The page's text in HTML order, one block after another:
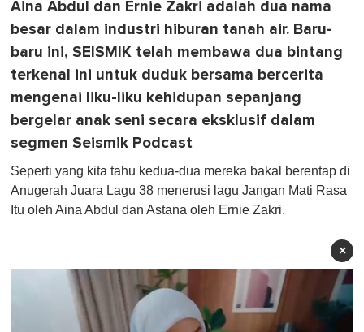
Aina Abdul dan Ernie Zakri adalah dua nama
besar dalam industri hiburan tanah air. Baru-
baru ini, SEISMIK telah membawa dua bintang
terkenal ini untuk duduk bersama bercerita
mengenai liku-liku kehidupan sepanjang
bergelar anak seni secara eksklusif dalam
segmen Seismik Podcast
Seperti yang kita tahu kedua-dua mereka bakal berentap di
Anugerah Juara Lagu 38 menerusi lagu Jangan Mati Rasa
Itu oleh Aina Abdul dan Astana oleh Ernie Zakri.
×